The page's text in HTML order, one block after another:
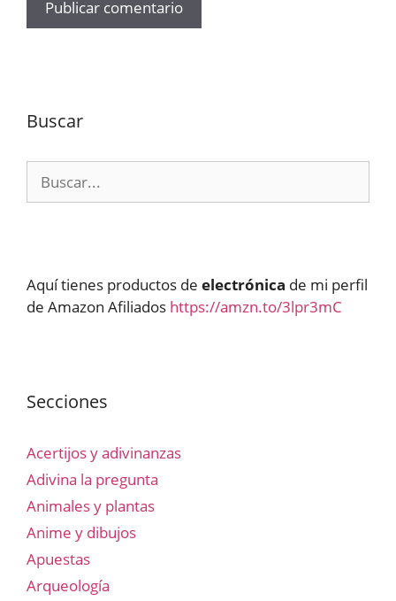
Buscar
Aquí tienes productos de electrónica de mi perfil
de Amazon Afiliados https://amzn.to/3lpr3mC
Secciones
Acertijos y adivinanzas
Adivina la pregunta
Animales y plantas
Anime y dibujos
Apuestas
Arqueología